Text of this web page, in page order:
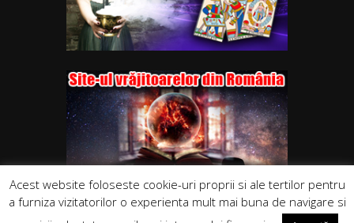
Acest website foloseste cookie-uri proprii si ale tertilor pentru
a furniza vizitatorilor o experienta mult mai buna de navigare si